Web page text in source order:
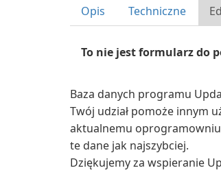
Opis Techniczne
To nie jest formularz do
Baza danych programu
Twój udział pomoże innym
aktualnemu
te dane jak najszybciej.
Dziękujemy za wspieranie